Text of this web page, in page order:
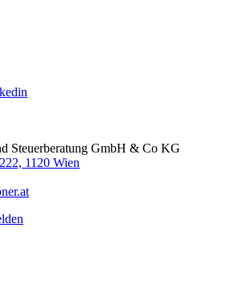
Steuerberatung GmbH & Co KG
1120 Wien